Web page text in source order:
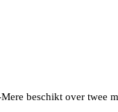
beschikt over twee